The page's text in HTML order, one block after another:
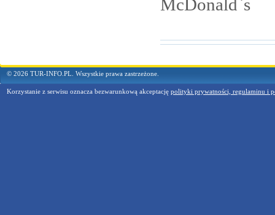
McDonald`s
© 2026 TUR-INFO.PL. Wszystkie prawa zastrzeżone.
Korzystanie z serwisu oznacza bezwarunkową akceptację polityki prywatności, regulaminu i